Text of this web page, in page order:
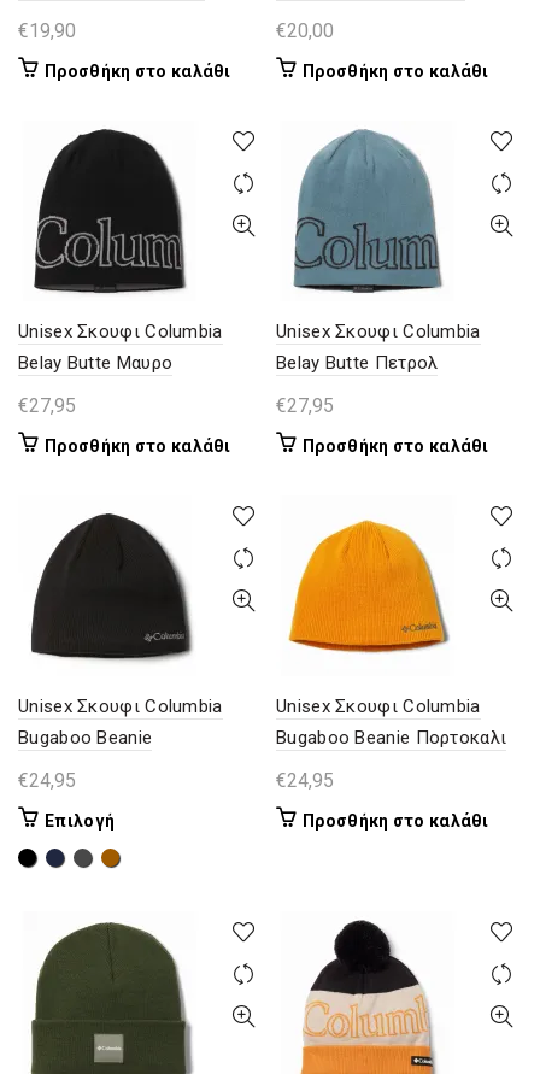
€19,90
Προσθήκη στο καλάθι
€20,00
Προσθήκη στο καλάθι
Unisex Σκουφι Columbia
Belay Butte Μαυρο
€27,95
Προσθήκη στο καλάθι
Unisex Σκουφι Columbia
Belay Butte Πετρολ
€27,95
Προσθήκη στο καλάθι
Unisex Σκουφι Columbia
Bugaboo Beanie
€24,95
Επιλογή
το
προϊόν
πολλαπλές
παραλλαγές.
επιλογές
μπορούν
να
Unisex Σκουφι Columbia
Bugaboo Beanie Πορτοκαλι
€24,95
Προσθήκη στο καλάθι